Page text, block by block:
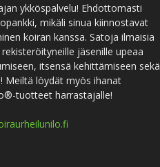
ykköspalvelu! Ehdottomasti
mikäli sinua kiinnostavat
koiran kanssa. Satoja ilmaisia
jäsenille upeaa
itsensä kehittämiseen sekä
Meiltä löydät myös ihanat
tuotteet harrastajalle!